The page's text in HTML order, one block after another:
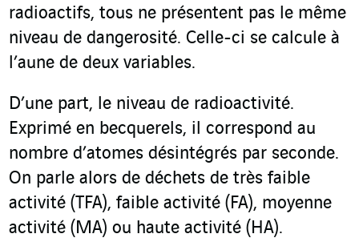
radioactifs, tous ne présentent pas le même
niveau de dangerosité. Celle-ci se calcule à
l’aune de deux variables.
D’une part, le niveau de radioactivité.
Exprimé en becquerels, il correspond au
nombre d’atomes désintégrés par seconde.
On parle alors de déchets de très faible
activité (TFA), faible activité (FA), moyenne
activité (MA) ou haute activité (HA).